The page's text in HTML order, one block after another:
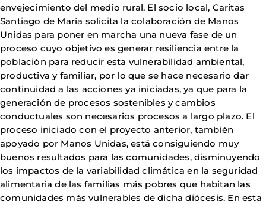
envejecimiento del medio rural. El socio local, Caritas
Santiago de María solicita la colaboración de Manos
Unidas para poner en marcha una nueva fase de un
proceso cuyo objetivo es generar resiliencia entre la
población para reducir esta vulnerabilidad ambiental,
productiva y familiar, por lo que se hace necesario dar
continuidad a las acciones ya iniciadas, ya que para la
generación de procesos sostenibles y cambios
conductuales son necesarios procesos a largo plazo. El
proceso iniciado con el proyecto anterior, también
apoyado por Manos Unidas, está consiguiendo muy
buenos resultados para las comunidades, disminuyendo
los impactos de la variabilidad climática en la seguridad
alimentaria de las familias más pobres que habitan las
comunidades más vulnerables de dicha diócesis. En esta